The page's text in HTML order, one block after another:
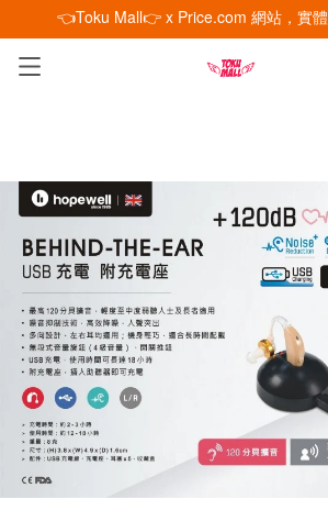
👈Toku Mall👉 x Price.com 網站，實體
已加入購物車